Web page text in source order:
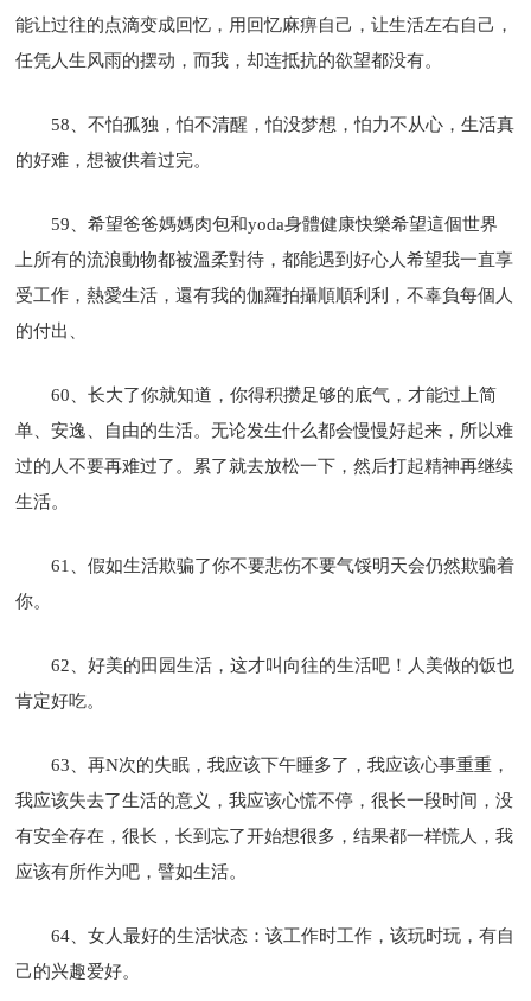
能让过往的点滴变成回忆，用回忆麻痹自己，让生活左右自己，
任凭人生风雨的摆动，而我，却连抵抗的欲望都没有。
58、不怕孤独，怕不清醒，怕没梦想，怕力不从心，生活真
的好难，想被供着过完。
59、希望爸爸媽媽肉包和yoda身體健康快樂希望這個世界
上所有的流浪動物都被溫柔對待，都能遇到好心人希望我一直享
受工作，熱愛生活，還有我的伽羅拍攝順順利利，不辜負每個人
的付出、
60、长大了你就知道，你得积攒足够的底气，才能过上简
单、安逸、自由的生活。无论发生什么都会慢慢好起来，所以难
过的人不要再难过了。累了就去放松一下，然后打起精神再继续
生活。
61、假如生活欺骗了你不要悲伤不要气馁明天会仍然欺骗着
你。
62、好美的田园生活，这才叫向往的生活吧！人美做的饭也
肯定好吃。
63、再N次的失眠，我应该下午睡多了，我应该心事重重，
我应该失去了生活的意义，我应该心慌不停，很长一段时间，没
有安全存在，很长，长到忘了开始想很多，结果都一样慌人，我
应该有所作为吧，譬如生活。
64、女人最好的生活状态：该工作时工作，该玩时玩，有自
己的兴趣爱好。